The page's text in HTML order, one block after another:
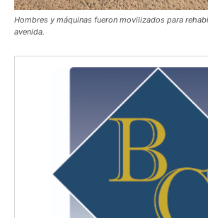
Hombres y máquinas fueron movilizados para
avenida.